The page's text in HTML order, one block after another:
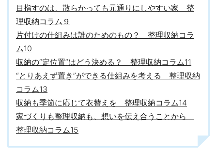
目指すのは、散らかっても元通りにしやすい家 整
理収納コラム９
片付けの仕組みは誰のためのもの？ 整理収納コラ
ム10
収納の“定位置”はどう決める？ 整理収納コラム11
“とりあえず置き”ができる仕組みを考える 整理収納
コラム13
収納も季節に応じて衣替えを 整理収納コラム14
家づくりも整理収納も、想いを伝え合うことから
整理収納コラム15